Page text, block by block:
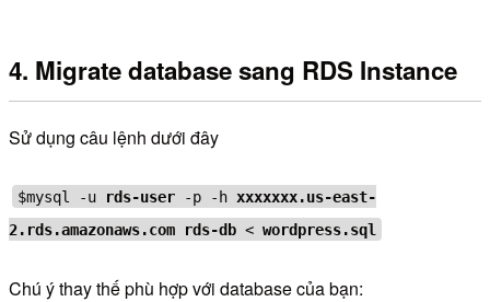
4. Migrate database sang RDS Instance
Sử dụng câu lệnh dưới đây
$mysql -u rds-user -p -hxxxxxxx.us-east-
2.rds.amazonaws.com
rds-db < wordpress.sql
Chú ý thay thế phù hợp với database của bạn: